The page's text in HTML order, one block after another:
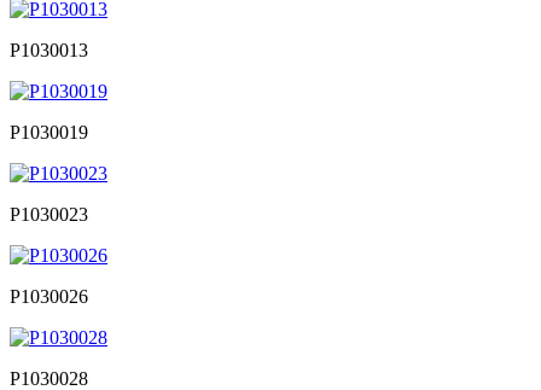
P1030013
P1030019
P1030023
P1030026
P1030028